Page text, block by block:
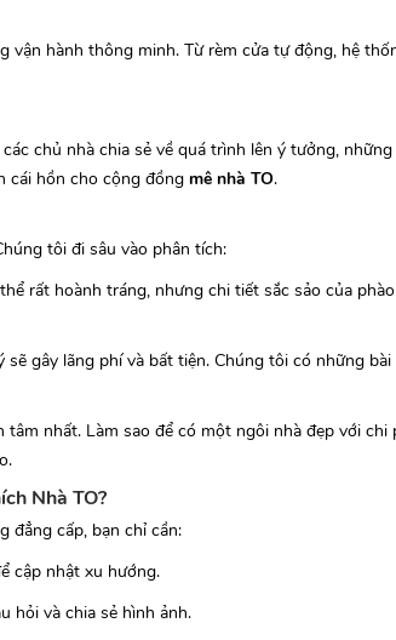
hành thông minh. Từ rèm cửa tự động, hệ
chủ nhà chia sẻ về quá trình lên ý tưởng,
cái hồn cho cộng đồng mê nhà TO.
tôi đi sâu vào phân tích:
rất hoành tráng, nhưng chi tiết sắc sảo của
gây lãng phí và bất tiện. Chúng tôi có những
nhất. Làm sao để có một ngôi nhà đẹp với chi
Nhà TO?
đẳng cấp, bạn chỉ cần:
cập nhật xu hướng.
hỏi và chia sẻ hình ảnh.